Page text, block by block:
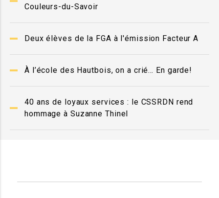
Couleurs-du-Savoir
Deux élèves de la FGA à l'émission Facteur A
À l’école des Hautbois, on a crié… En garde!
40 ans de loyaux services : le CSSRDN rend
hommage à Suzanne Thinel